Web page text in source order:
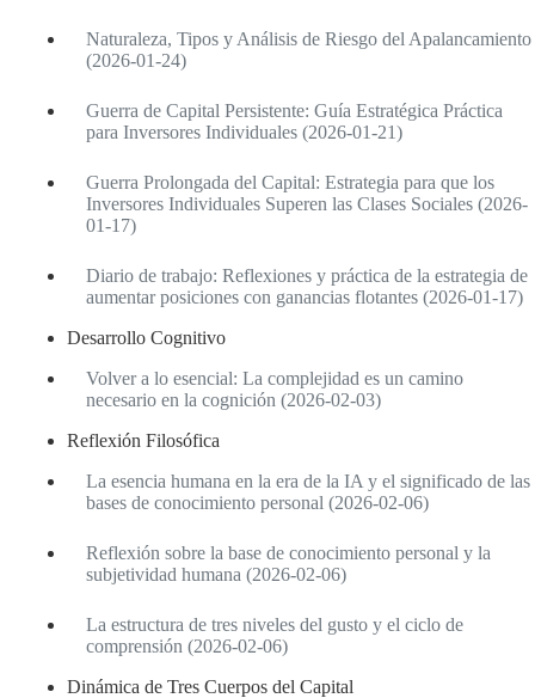
Naturaleza, Tipos y Análisis de Riesgo del Apalancamiento
(2026-01-24)
Guerra de Capital Persistente: Guía Estratégica Práctica
para Inversores Individuales (2026-01-21)
Guerra Prolongada del Capital: Estrategia para que los
Inversores Individuales Superen las Clases Sociales (2026-
01-17)
Diario de trabajo: Reflexiones y práctica de la estrategia de
aumentar posiciones con ganancias flotantes (2026-01-17)
Desarrollo Cognitivo
Volver a lo esencial: La complejidad es un camino
necesario en la cognición (2026-02-03)
Reflexión Filosófica
La esencia humana en la era de la IA y el significado de las
bases de conocimiento personal (2026-02-06)
Reflexión sobre la base de conocimiento personal y la
subjetividad humana (2026-02-06)
La estructura de tres niveles del gusto y el ciclo de
comprensión (2026-02-06)
Dinámica de Tres Cuerpos del Capital